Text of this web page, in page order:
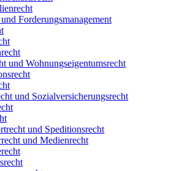
Forderungsmanagement
und Wohnungseigentumsrecht
und Sozialversicherungsrecht
und Speditionsrecht
und Medienrecht